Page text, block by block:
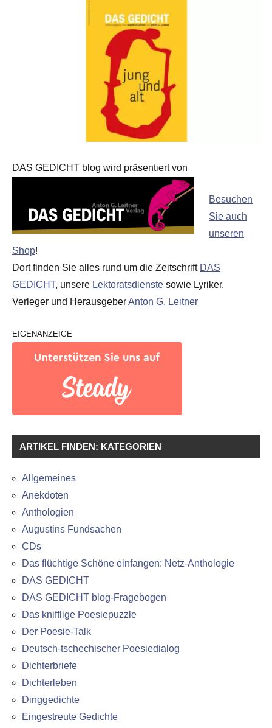
DAS GEDICHT blog wird präsentiert von
Besuchen
Sie auch
unseren
Shop!
Dort finden Sie alles rund um die Zeitschrift DAS
GEDICHT, unsere Lektoratsdienste sowie Lyriker,
Verleger und HerausgeberAnton G. Leitner
EIGENANZEIGE
ARTIKEL FINDEN: KATEGORIEN
Allgemeines
Anekdoten
Anthologien
Augustins Fundsachen
CDs
Das flüchtige Schöne einfangen: Netz-Anthologie
DAS GEDICHT
DAS GEDICHT blog-Fragebogen
Das knifflige Poesiepuzzle
Der Poesie-Talk
Deutsch-tschechischer Poesiedialog
Dichterbriefe
Dichterleben
Dinggedichte
Eingestreute Gedichte